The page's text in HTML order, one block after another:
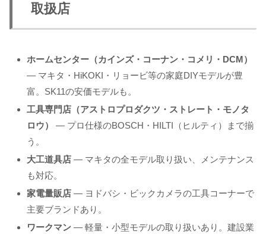
取扱店
ホームセンター（カインズ・コーナン・コメリ・DCM）
— マキタ・HiKOKI・リョービ等の家庭DIYモデルが豊
富。SK11の安価モデルも。
工具専門店（アストロプロダクツ・ストレート・モノタ
ロウ）
— プロ仕様のBOSCH・HILTI（ヒルティ）まで揃
う。
大工道具店 — マキタの全モデル取り扱い、メンテナンス
も対応。
家電量販店 — ヨドバシ・ビックカメラの工具コーナーで
主要ブランドあり。
ワークマン — 軽量・小型モデルの取り扱いあり。建設業